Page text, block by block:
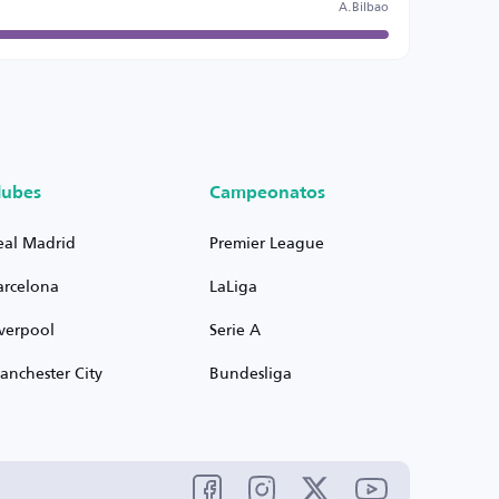
A.Bilbao
Madrid
City
Campeonatos
Premier League
LaLiga
Serie A
Bundesliga